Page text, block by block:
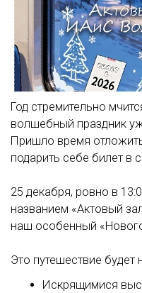
Год стремительно
волшебный праздник
Пришло время
подарить себе билет в
25 декабря, ровно в
названием «Актовый
наш особенный
Это путешествие
Искрящимися